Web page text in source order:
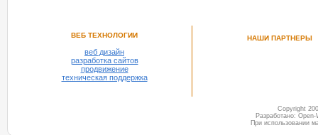
ВЕБ ТЕХНОЛОГИИ
веб дизайн
разработка сайтов
продвижение
техническая поддержка
НАШИ ПАРТНЕРЫ
Copyright
Разработано:
При использовании